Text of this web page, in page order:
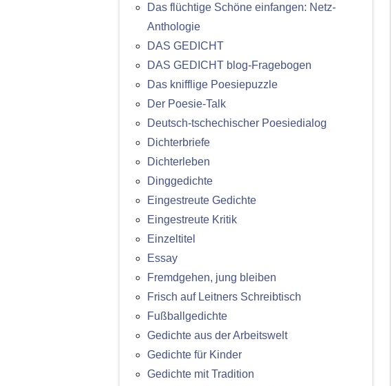
Das flüchtige Schöne einfangen: Netz-
Anthologie
DAS GEDICHT
DAS GEDICHT blog-Fragebogen
Das knifflige Poesiepuzzle
Der Poesie-Talk
Deutsch-tschechischer Poesiedialog
Dichterbriefe
Dichterleben
Dinggedichte
Eingestreute Gedichte
Eingestreute Kritik
Einzeltitel
Essay
Fremdgehen, jung bleiben
Frisch auf Leitners Schreibtisch
Fußballgedichte
Gedichte aus der Arbeitswelt
Gedichte für Kinder
Gedichte mit Tradition